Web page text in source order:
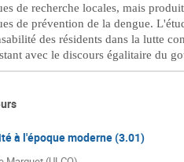
de recherche locales, mais
de prévention de la dengue.
des résidents dans la lutte
avec le discours égalitaire du
à l'époque moderne (3.01)